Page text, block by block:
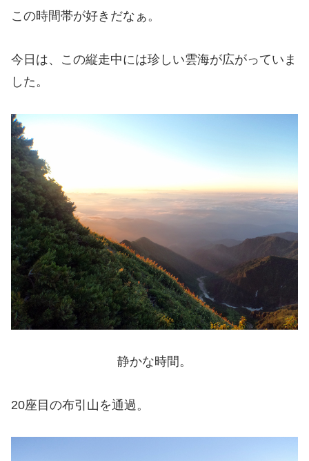
この時間帯が好きだなぁ。
今日は、この縦走中には珍しい雲海が広がっていま
した。
静かな時間。
20座目の布引山を通過。